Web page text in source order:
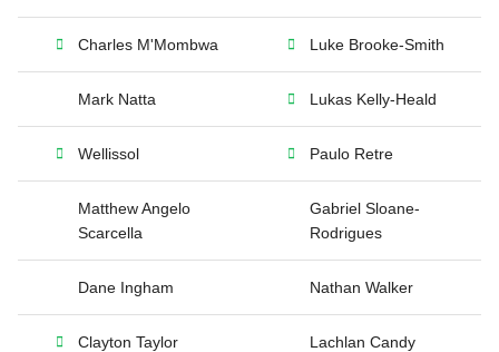
Charles M'Mombwa Luke Brooke-Smith
Mark Natta Lukas Kelly-Heald
Wellissol Paulo Retre
Matthew Angelo
Scarcella
Gabriel Sloane-
Rodrigues
Dane Ingham Nathan Walker
Clayton Taylor Lachlan Candy